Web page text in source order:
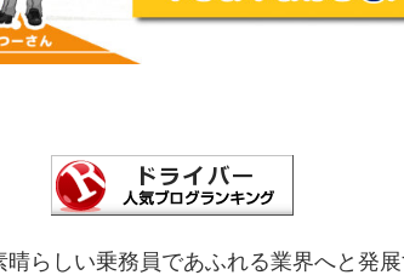
らしい乗務員であふれる業界へと発展